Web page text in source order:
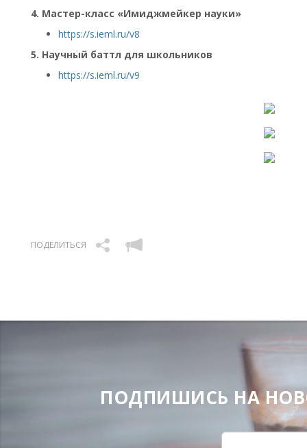
4. Мастер-класс «Имиджмейкер науки»
https://s.ieml.ru/v8
5. Научный баттл для школьников
https://s.ieml.ru/v9
ПОДЕЛИТЬСЯ
ПОДПИШИСЬ НА